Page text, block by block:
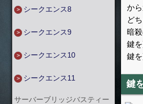
か
ど
暗
鍵
鍵
鍵
シークエンス8
シークエンス9
シークエンス10
シークエンス11
サーバーブリッジバスティー